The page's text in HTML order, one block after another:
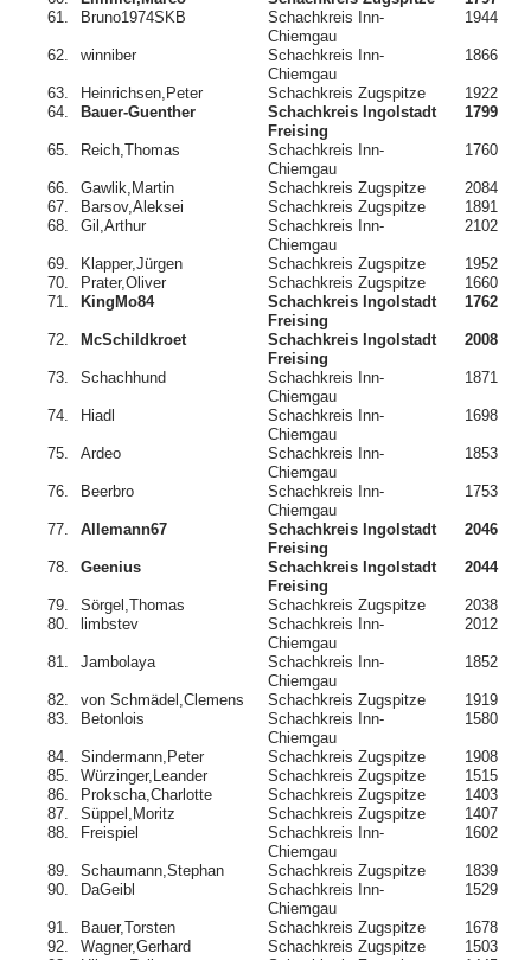
61.
Bruno1974SKB
Schachkreis Inn-
Chiemgau
1944
62. winniber
Schachkreis Inn-
Chiemgau
1866
63. Heinrichsen,Peter Schachkreis Zugspitze
1922
64.
Bauer-Guenther
Schachkreis Ingolstadt
Freising
1799
65. Reich,Thomas
Schachkreis Inn-
Chiemgau
1760
66. Gawlik,Martin Schachkreis Zugspitze
2084
67.
Barsov,Aleksei Schachkreis Zugspitze
1891
68.
Gil,Arthur
Schachkreis Inn-
Chiemgau
2102
69. Klapper,Jürgen Schachkreis Zugspitze
1952
70.
Prater,Oliver Schachkreis Zugspitze
1660
71.
KingMo84
Schachkreis Ingolstadt
Freising
1762
72. McSchildkroet
Schachkreis Ingolstadt
Freising
2008
73. Schachhund
Schachkreis Inn-
Chiemgau
1871
74. Hiadl
Schachkreis Inn-
Chiemgau
1698
75. Ardeo
Schachkreis Inn-
Chiemgau
1853
76. Beerbro
Schachkreis Inn-
Chiemgau
1753
77. Allemann67
Schachkreis Ingolstadt
Freising
2046
78. Geenius
Schachkreis Ingolstadt
Freising
2044
79. Sörgel,Thomas Schachkreis Zugspitze
2038
80.
limbstev
Schachkreis Inn-
Chiemgau
2012
81. Jambolaya
Schachkreis Inn-
Chiemgau
1852
82. von Schmädel,Clemens Schachkreis Zugspitze
1919
83.
Betonlois
Schachkreis Inn-
Chiemgau
1580
84. Sindermann,Peter Schachkreis Zugspitze
1908
85.
Würzinger,Leander Schachkreis Zugspitze
1515
86.
Prokscha,Charlotte Schachkreis Zugspitze
1403
87.
Süppel,Moritz Schachkreis Zugspitze
1407
88.
Freispiel
Schachkreis Inn-
Chiemgau
1602
89. Schaumann,Stephan Schachkreis Zugspitze
1839
90.
DaGeibl
Schachkreis Inn-
Chiemgau
1529
91. Bauer,Torsten Schachkreis Zugspitze
1678
92.
Wagner,Gerhard Schachkreis Zugspitze
1503